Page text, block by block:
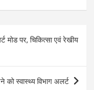
मोड पर, चिकित्सा एवं रेखीय
को स्वास्थ्य विभाग अलर्ट